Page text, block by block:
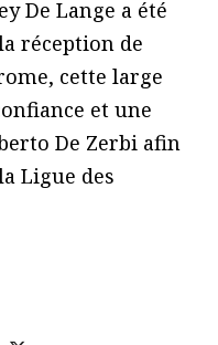
De Lange a été
réception de
cette large
et une
De Zerbi afin
Ligue des